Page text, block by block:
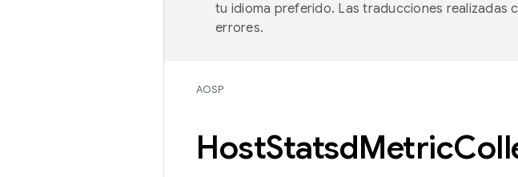
tu idioma preferido. Las traducciones realizadas
errores.
AOSP
HostStatsdMetric